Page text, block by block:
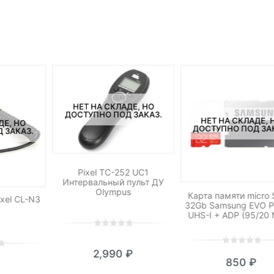
НО
ЗАКАЗ.
CL-N3
НЕТ НА СКЛАДЕ, НО
ДОСТУПНО ПОД ЗАКАЗ.
Pixel TC-252 UC1
Интервальный пульт ДУ
Olympus
of
2,990 ₽
НЕТ НА СКЛАДЕ,
ДОСТУПНО ПОД
Карта памяти micro
32Gb Samsung EVO
UHS-I + ADP (95/20
out
850₽